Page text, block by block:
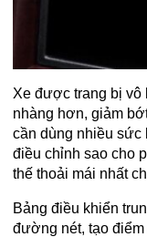
Xe được trang bị vô
nhàng hơn, giảm
cần dùng nhiều sức
điều chỉnh sao cho
thế thoải mái nhất
Bảng điều khiển
đường nét, tạo